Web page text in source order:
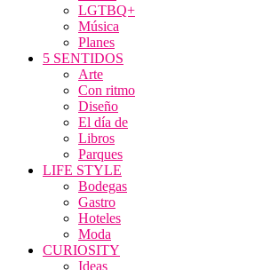
LGTBQ+
Música
Planes
5 SENTIDOS
Arte
Con ritmo
Diseño
El día de
Libros
Parques
LIFE STYLE
Bodegas
Gastro
Hoteles
Moda
CURIOSITY
Ideas